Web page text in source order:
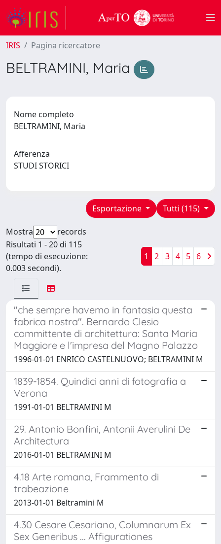
IRIS Pagina ricercatore
BELTRAMINI, Maria
Nome completo
BELTRAMINI, Maria
Afferenza
STUDI STORICI
Tutti (115)
Esportazione
Mostra
records
Risultati 1 - 20 di 115
(tempo di esecuzione:
0.003 secondi).
1 2 3 4 5 6
"che sempre havemo in fantasia questa
fabrica nostra". Bernardo Clesio
committente di architettura: Santa Maria
Maggiore e l'impresa del Magno Palazzo
1996-01-01 ENRICO CASTELNUOVO; BELTRAMINI M
1839-1854. Quindici anni di fotografia a
Verona
1991-01-01 BELTRAMINI M
29. Antonio Bonfini, Antonii Averulini De
Architectura
2016-01-01 BELTRAMINI M
4.18 Arte romana, Frammento di
trabeazione
2013-01-01 Beltramini M
4.30 Cesare Cesariano, Columnarum Ex
Sex Generibus ... Affigurationes